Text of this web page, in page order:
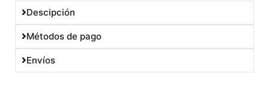
Descipción
Métodos de pago
Envíos10% OFF
En tu primera compra